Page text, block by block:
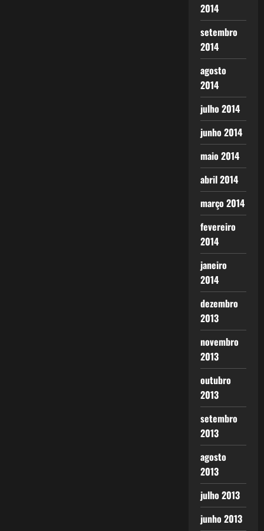
2014
setembro
2014
agosto
2014
julho 2014
junho 2014
maio 2014
abril 2014
março 2014
fevereiro
2014
janeiro
2014
dezembro
2013
novembro
2013
outubro
2013
setembro
2013
agosto
2013
julho 2013
junho 2013